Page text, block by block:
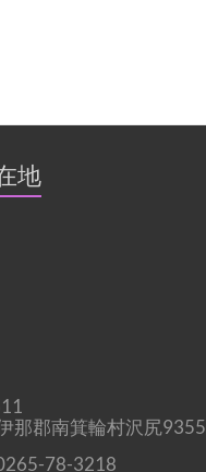
地
那郡南箕輪村沢尻9355
78-3218